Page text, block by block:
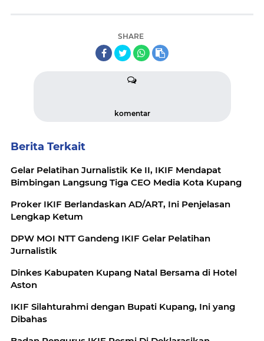
SHARE
komentar
Berita Terkait
Gelar Pelatihan Jurnalistik Ke II, IKIF Mendapat
Bimbingan Langsung Tiga CEO Media Kota Kupang
Proker IKIF Berlandaskan AD/ART, Ini Penjelasan
Lengkap Ketum
DPW MOI NTT Gandeng IKIF Gelar Pelatihan
Jurnalistik
Dinkes Kabupaten Kupang Natal Bersama di Hotel
Aston
IKIF Silahturahmi dengan Bupati Kupang, Ini yang
Dibahas